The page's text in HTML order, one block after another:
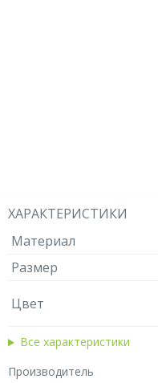
ХАРАКТЕРИСТИКИ
Материал
Размер
Цвет
Все характеристики
Производитель